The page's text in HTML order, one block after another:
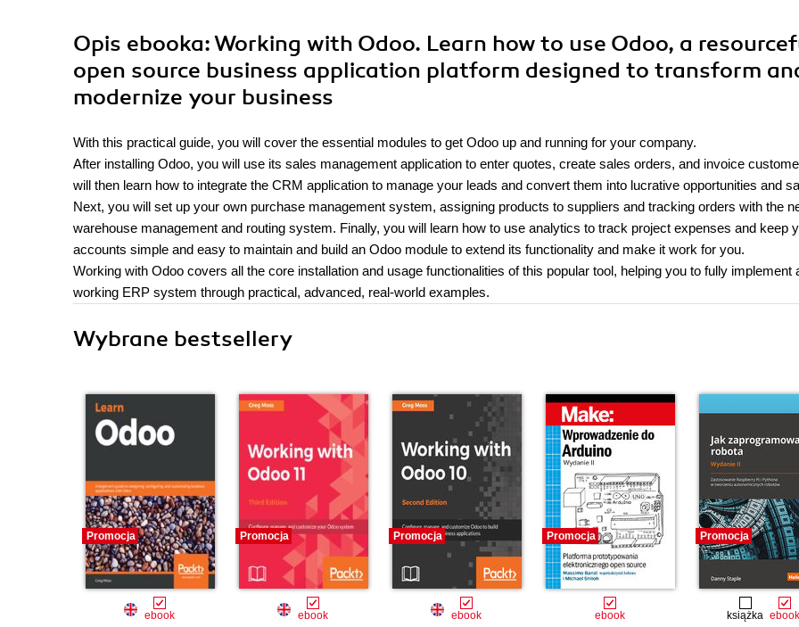
Opis ebooka: Working with Odoo. Learn how to use Odoo, a
open source business application platform designed to transform
modernize your business
With this practical guide, you will cover the essential modules to get Odoo up and running for your company.
After installing Odoo, you will use its sales management application to enter quotes, create sales orders, and invoice
will then learn how to integrate the CRM application to manage your leads and convert them into lucrative opportunities and
Next, you will set up your own purchase management system, assigning products to suppliers and tracking orders with the
warehouse management and routing system. Finally, you will learn how to use analytics to track project expenses and keep
accounts simple and easy to maintain and build an Odoo module to extend its functionality and make it work for you.
Working with Odoo covers all the core installation and usage functionalities of this popular tool, helping you to fully implement
working ERP system through practical, advanced, real-world examples.
Wybrane bestsellery
Promocja
ebook
Promocja
ebook
Promocja
ebook
Promocja
ebook
Promocja
książka ebook